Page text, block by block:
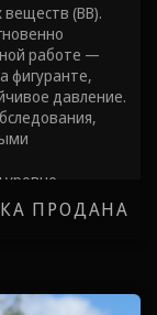
(ВВ).
работе —
фигуранте,
давление.
ПРОДАНА